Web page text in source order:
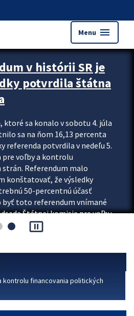
Menu menu
v histórii SR je
potvrdila štátna
ktoré sa konalo v sobotu 4. júla
sa na ňom 16,13 percenta
referenda potvrdila v nedeľu 5.
pre voľby a kontrolu
Referendum malo
konštatovať, že výsledky
50-percentnú účasť
byť toto referendum vnímané
Štátnej komisie pre voľby
pause_presentation
kontrolu financovania politických